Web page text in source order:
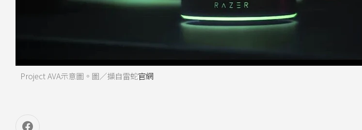
Project AVA示意圖。圖／擷自雷蛇官網